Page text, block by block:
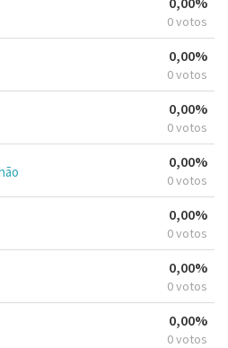
0 votos
0,00%
0 votos
0,00%
0 votos
0,00%
0 votos
0,00%
0 votos
0,00%
0 votos
0,00%
0 votos